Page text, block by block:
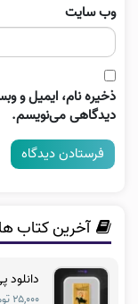
وب‌ سایت
ذخیره نام، ایمیل و
دیدگاهی می‌نویسم.
آخرین کتاب ها
۲۵,۰۰۰ تومان